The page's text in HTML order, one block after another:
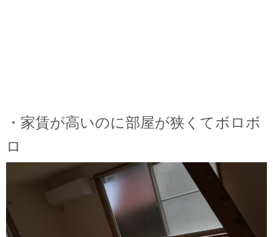
・家賃が高いのに部屋が狭くてボロボ
ロ